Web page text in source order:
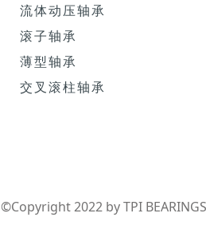
流体动压轴承
滚子轴承
薄型轴承
交叉滚柱轴承
©Copyright 2022 by TPI